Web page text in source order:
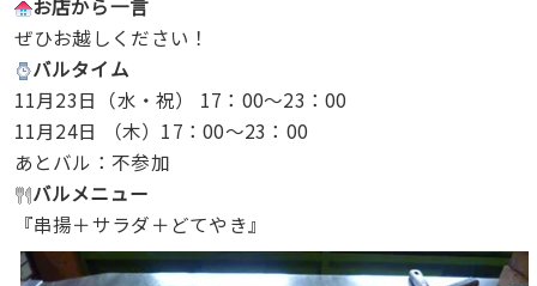
お店から一言
ぜひお越しください！
バルタイム
11月23日（水・祝） 17：00～23：00
11月24日 （木）17：00～23：00
あとバル：不参加
バルメニュー
『串揚＋サラダ＋どてやき』